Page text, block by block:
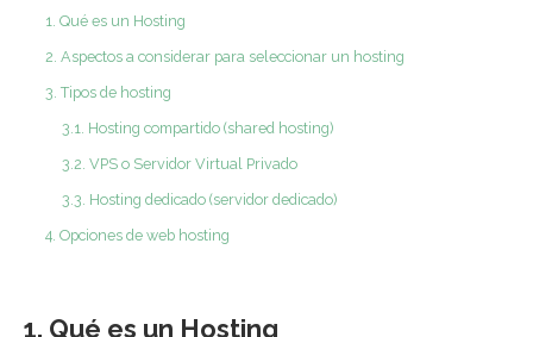
1. Qué es un Hosting
2. Aspectos a considerar para seleccionar un hosting
3. Tipos de hosting
3.1. Hosting compartido (shared hosting)
3.2. VPS o Servidor Virtual Privado
3.3. Hosting dedicado (servidor dedicado)
4. Opciones de web hosting
1. Qué es un Hosting